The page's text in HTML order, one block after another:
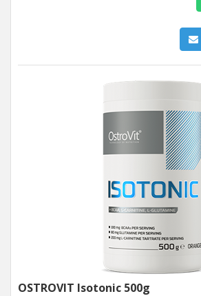
OSTROVIT Isotonic 500g